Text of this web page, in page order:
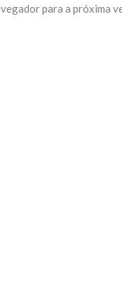
para a próxima